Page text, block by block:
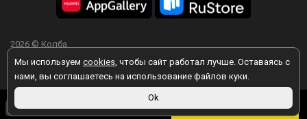
12 ₽ В корзину
Мы используем cookies, чтобы сайт работал лучше. Оставаясь с
нами, вы соглашаетесь на использование файлов куки.
Ok
2026 © Колба
Вы принимаете условия политики в отношении обработки
персональных данных
любой форме обратной связи на сайте kolba.ru.